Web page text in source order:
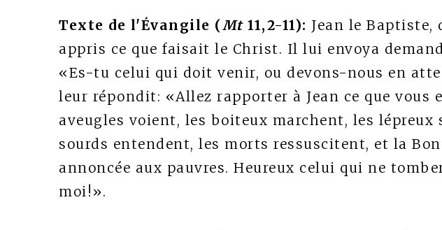
Texte de l'Évangile (Mt11,2-11): Jean le Baptiste,
appris ce que faisait le Christ. Il lui envoya
«Es-tu celui qui doit venir, ou devons-nous en
leur répondit: «Allez rapporter à Jean ce que vous
aveugles voient, les boiteux marchent, les lépreux
sourds entendent, les morts ressuscitent, et la
annoncée aux pauvres. Heureux celui qui ne
moi!».